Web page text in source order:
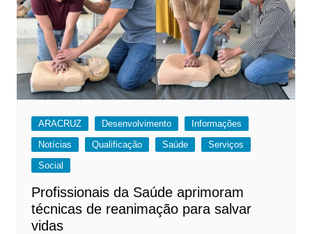
ARACRUZ Desenvolvimento
Informações
Notícias
Qualificação Saúde
Serviços
Social
Profissionais da Saúde aprimoram
técnicas de reanimação para salvar
vidas